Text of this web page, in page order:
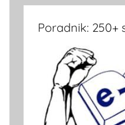
Poradnik: 250+